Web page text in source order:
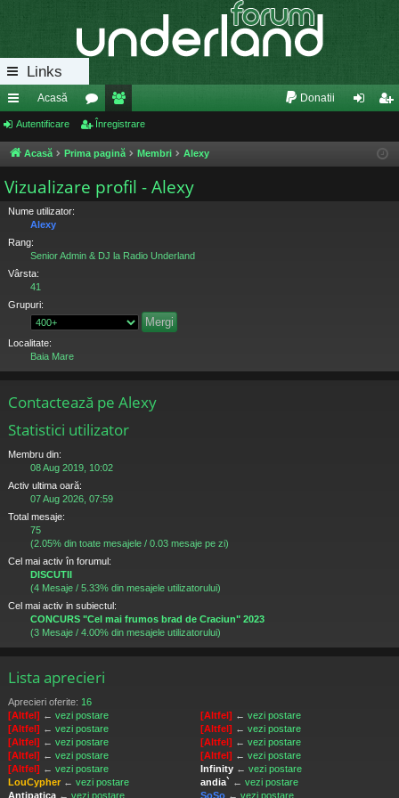
Links
eg
ăt
uri
ra
Acasă
or
u
e
m
Donatii
eg
Autentificare Înregistrare
Acasă Prima pagină Membri Alexy
Vizualizare profil - Alexy
Nume utilizator:
Alexy
Rang:
Senior Admin & DJ la Radio Underland
Vârsta:
41
Grupuri:
Localitate:
Baia Mare
Contactează pe Alexy
Statistici utilizator
Membru din:
08 Aug 2019, 10:02
Activ ultima oară:
07 Aug 2026, 07:59
Total mesaje:
75
(2.05% din toate mesajele / 0.03 mesaje pe zi)
Cel mai activ în forumul:
DISCUTII
(4 Mesaje / 5.33% din mesajele utilizatorului)
Cel mai activ in subiectul:
CONCURS "Cel mai frumos brad de Craciun" 2023
(3 Mesaje / 4.00% din mesajele utilizatorului)
Lista aprecieri
Aprecieri oferite: 16
[Altfel] ← vezi postare [Altfel] ←vezi postare
[Altfel] ← vezi postare [Altfel] ←vezi postare
[Altfel] ← vezi postare [Altfel] ←vezi postare
[Altfel] ← vezi postare [Altfel] ←vezi postare
[Altfel] ← vezi postare Infinity ←vezi postare
LouCypher ← vezi postare andia` ←vezi postare
Antipatica ← vezi postare SoSo ←vezi postare